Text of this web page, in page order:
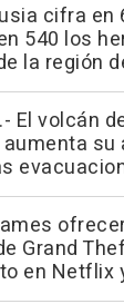
cifra
540 los
la región
El volcán
Grand
en Netflix